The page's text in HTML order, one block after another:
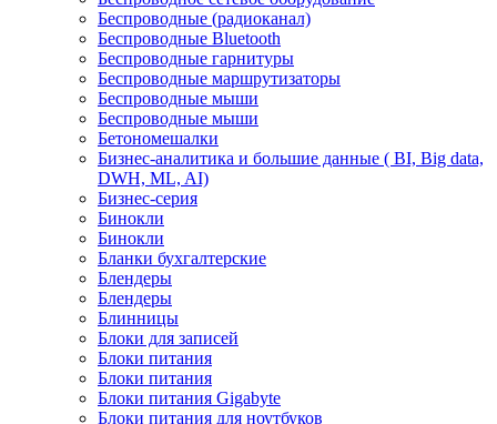
Беспроводные (радиоканал)
Беспроводные Bluetooth
Беспроводные гарнитуры
Беспроводные маршрутизаторы
Беспроводные мыши
Беспроводные мыши
Бетономешалки
Бизнес-аналитика и большие данные ( BI, Big data,
DWH, ML, AI)
Бизнес-серия
Бинокли
Бинокли
Бланки бухгалтерские
Блендеры
Блендеры
Блинницы
Блоки для записей
Блоки питания
Блоки питания
Блоки питания Gigabyte
Блоки питания для ноутбуков